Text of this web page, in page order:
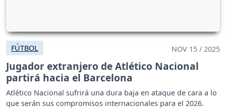
FÚTBOL NOV 15 / 2025
Jugador extranjero de Atlético Nacional
partirá hacia el Barcelona
Atlético Nacional sufrirá una dura baja en ataque de cara a lo
que serán sus compromisos internacionales para el 2026.